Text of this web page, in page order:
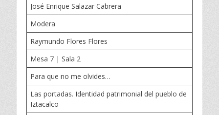
José Enrique Salazar Cabrera
Modera
Raymundo Flores Flores
Mesa 7 | Sala 2
Para que no me olvides…
Las portadas. Identidad patrimonial del pueblo de
Iztacalco